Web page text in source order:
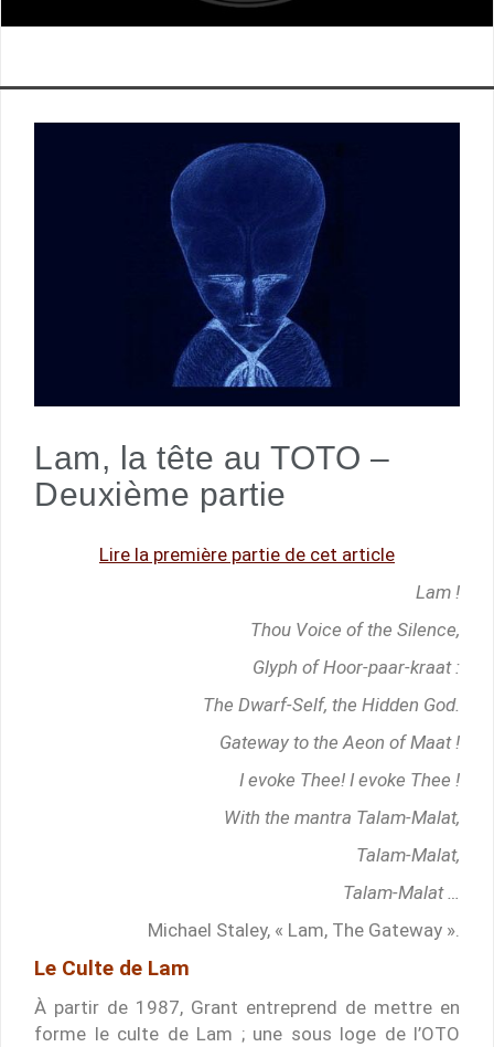
Lam, la tête au TOTO –
Deuxième partie
Lire la première partie de cet article
Lam !
Thou Voice of the Silence,
Glyph of Hoor-paar-kraat :
The Dwarf-Self, the Hidden God.
Gateway to the Aeon of Maat !
I evoke Thee! I evoke Thee !
With the mantra Talam-Malat,
Talam-Malat,
Talam-Malat …
Michael Staley, « Lam, The Gateway ».
Le Culte de Lam
À partir de 1987, Grant entreprend de mettre en
forme le culte de Lam ; une sous loge de l’OTO